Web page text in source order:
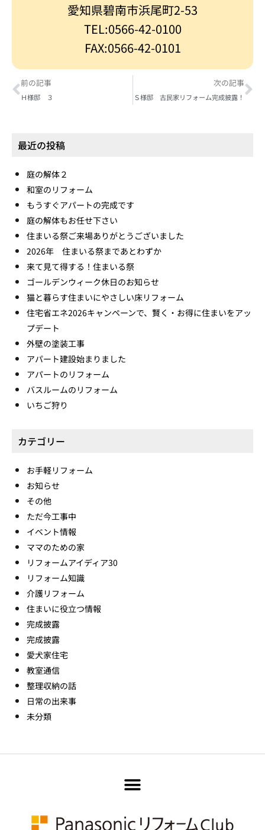
愛知県碧南市浜尾町2-53
TEL:0566-42-0100
FAX:0566-42-0101
前の記事
Ｈ様邸 ３
次の記事
Ｓ様邸 古民家リフォーム完成披露！
最近の投稿
庭の解体２
和室のリフォーム
もうすぐアパートの完成です
庭の解体もお任せ下さい
住まいる祭ご来場ありがとうございました
2026年 住まいる祭まであとわずか
来て見て得する！住まいる祭
ゴールデンウィーク休日のお知らせ
猫と暮らす住まいにやさしい床リフォーム
住宅省エネ2026キャンペーンで、賢く・お得に住まいをアッ
プデート
外壁の塗装工事
アパート建設始まりました
アパートのリフォーム
バスルームのリフォーム
いちご狩り
カテゴリー
お手軽リフォーム
お知らせ
その他
ただ今工事中
イベント情報
ママのための家
リフォームアイディア30
リフォーム知識
介護リフォーム
住まいに役立つ情報
完成披露
完成披露
愛犬家住宅
教室通信
整理収納の話
日常の出来事
未分類